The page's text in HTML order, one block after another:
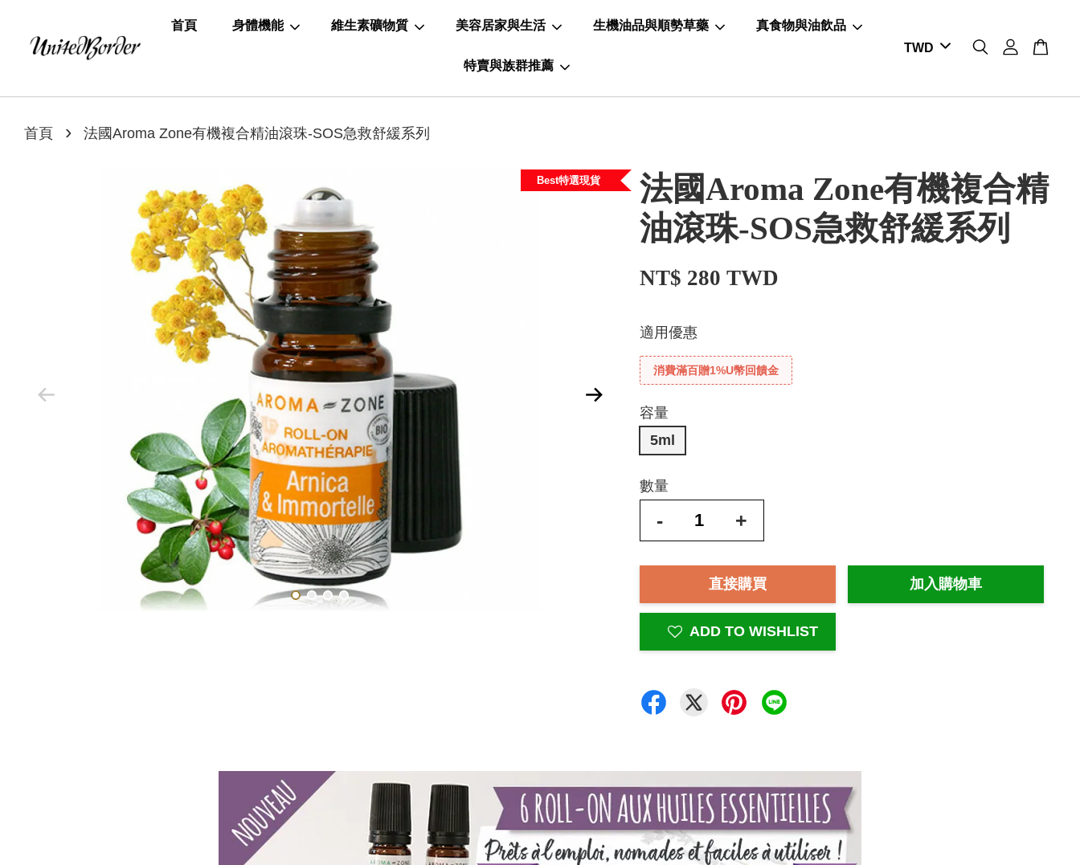
首頁 身體機能 維生素礦物質 美容居家與生活 生機油品與順勢草藥 真食物與油飲品
特賣與族群推薦
首頁 › 法國Aroma Zone有機複合精油滾珠-SOS急救舒緩系列
Best特選現貨
法國Aroma Zone有機複合精
油滾珠-SOS急救舒緩系列
NT$ 280 TWD
適用優惠
消費滿百贈1%U幣回饋金
容量
5ml
數量
- +
直接購買 加入購物車
ADD TO WISHLIST